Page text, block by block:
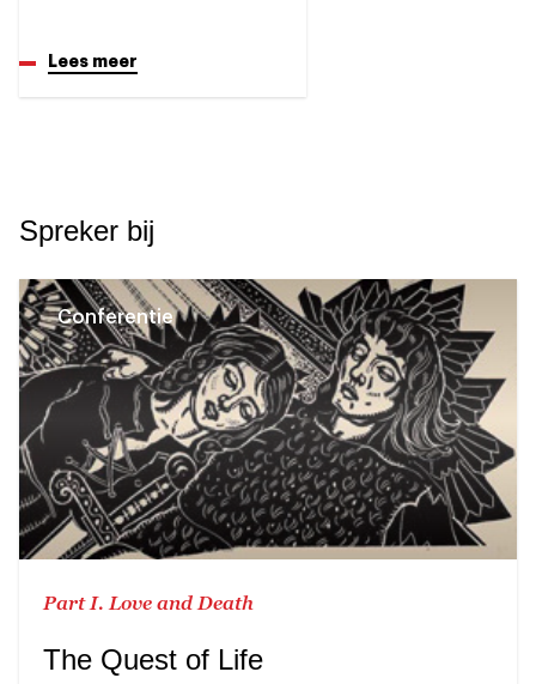
Lees meer
Spreker bij
Conferentie
Part I. Love and Death
The Quest of Life